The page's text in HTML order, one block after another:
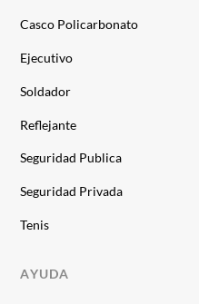
Casco Policarbonato
Ejecutivo
Soldador
Reflejante
Seguridad Publica
Seguridad Privada
Tenis
AYUDA